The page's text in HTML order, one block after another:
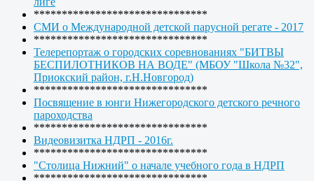
*******************************
СМИ о Международной детской парусной регате - 2017
*******************************
Телерепортаж о городских соревнованиях "БИТВЫ
БЕСПИЛОТНИКОВ НА ВОДЕ" (МБОУ "Школа №32",
Приокский район, г.Н.Новгород)
*******************************
Посвящение в юнги Нижегородского детского речного
пароходства
*******************************
Видеовизитка НДРП - 2016г.
*******************************
"Столица Нижний" о начале учебного года в НДРП
*******************************